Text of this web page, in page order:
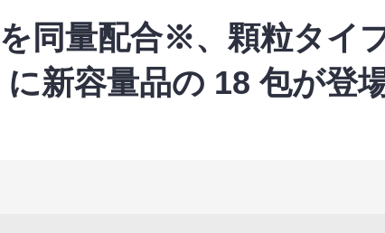
同量配合※、顆粒タイ
新容量品の 18 包が登